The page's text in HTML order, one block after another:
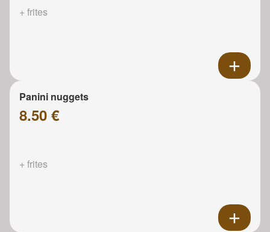
+ frites
Panini nuggets
8.50 €
+ frites